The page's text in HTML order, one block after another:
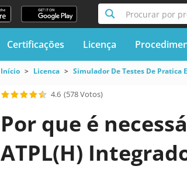
Procurar por
Certificações Licença
Início Licenca Simulador De Testes De Pratica
4.6 (578 Votos)
Por que é
ATPL(H)